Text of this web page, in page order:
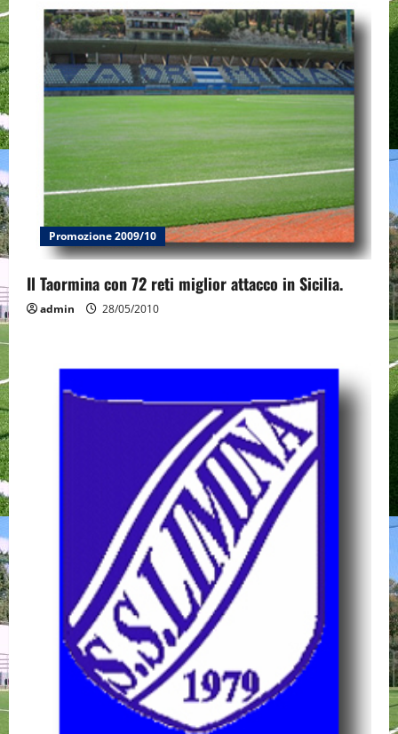
Promozione 2009/10
Il Taormina con 72 reti miglior attacco in Sicilia.
admin 28/05/2010